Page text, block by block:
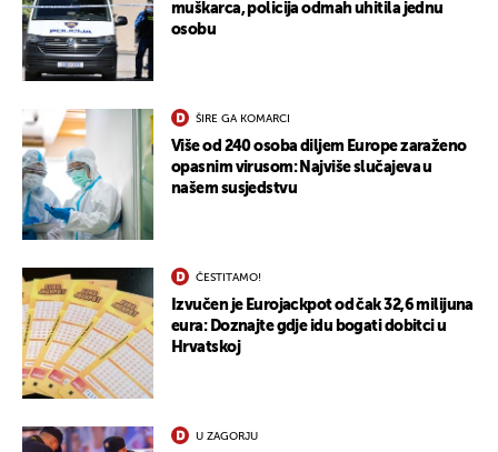
muškarca, policija odmah uhitila jednu
osobu
ŠIRE GA KOMARCI
Više od 240 osoba diljem Europe zaraženo
opasnim virusom: Najviše slučajeva u
našem susjedstvu
ČESTITAMO!
Izvučen je Eurojackpot od čak 32,6 milijuna
eura: Doznajte gdje idu bogati dobitci u
Hrvatskoj
U ZAGORJU